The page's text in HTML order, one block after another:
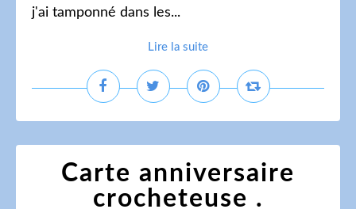
j'ai tamponné dans les...
Lire la suite
Carte anniversaire
crocheteuse .